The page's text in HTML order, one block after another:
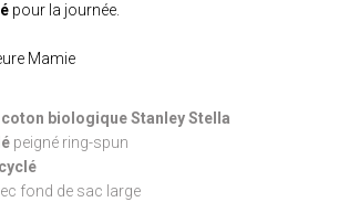
pour la journée.
Mamie
coton biologique Stanley Stella
peigné ring-spun
fond de sac large